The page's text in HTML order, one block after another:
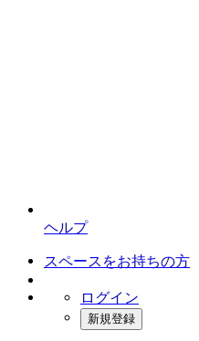
ヘルプ
スペースをお持ちの方
ログイン
新規登録